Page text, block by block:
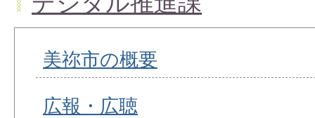
美祢市の概要
広報・広聴